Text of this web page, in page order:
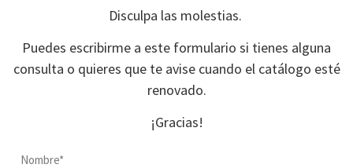
Disculpa las molestias.
Puedes escribirme a este formulario si tienes alguna
consulta o quieres que te avise cuando el catálogo esté
renovado.
¡Gracias!